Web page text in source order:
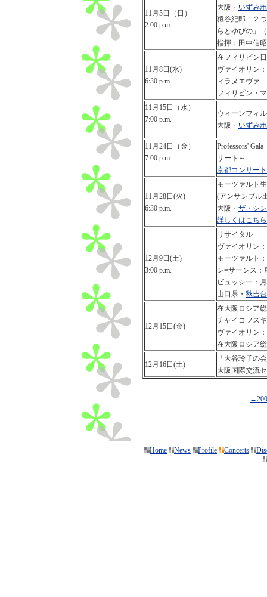
11月5日（日）
2:00 p.m.
大阪・ いずみ
猿谷紀郎 ２つ
らとゆびの」
指揮：田中信
11月8日(水)
6:30 p.m.
在フィリピン
ヴァイオリン
ィラヌエヴァ
フィリピン・
11月15日（水）
7:00 p.m.
ウィーンフィ
大阪・ いずみ
11月24日（金）
7:00 p.m.
Professors'
サート～
京都コンサー
11月28日(火)
6:30 p.m.
モーツァルト
(アンサンブル
大阪・ ザ・シ
詳しくはこちら
12月9日(土)
3:00 p.m.
リサイタル
ヴァイオリン
モーツァルト
ン=サーンス：
ビュッシー：
山口県・ 秋吉
12月15日(金)
在大阪ロシア
チャイコフス
ヴァイオリン
在大阪ロシア
12月16日(土)
「大谷玲子の
大阪国際交流
Home News Profile Concerts